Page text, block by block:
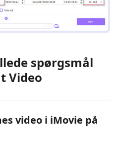
spørgsmål
Video
video i iMovie på